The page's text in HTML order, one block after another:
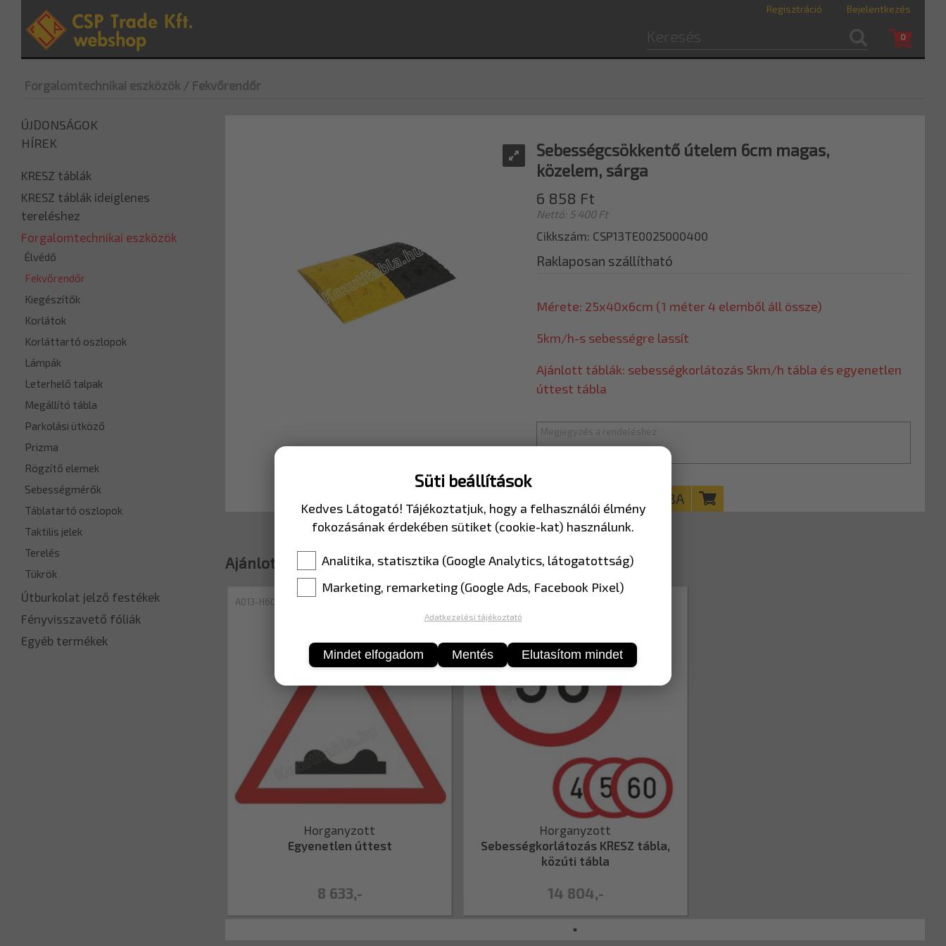
Regisztráció Bejelentkezés
0
Forgalomtechnikai eszközök / Fekvőrendőr
Sebességcsökkentő útelem 6cm magas,
közelem, sárga
6 858 Ft
Nettó: 5 400 Ft
Cikkszám: CSP13TE0025000400
Raklaposan szállítható
Mérete: 25x40x6cm (1 méter 4 elemből áll össze)
5km/h-s sebességre lassít
Ajánlott táblák: sebességkorlátozás 5km/h tábla és egyenetlen
úttest tábla
KOSÁRBA
Ajánlott termékek
A013-H600EGP
8 633,-
Horganyzott
Egyenetlen úttest
14 804,-
Horganyzott
Sebességkorlátozás KRESZ tábla,
közúti tábla
ÚJDONSÁGOK
HÍREK
KRESZ táblák
KRESZ táblák ideiglenes
tereléshez
Forgalomtechnikai eszközök
Élvédő
Fekvőrendőr
Kiegészítők
Korlátok
Korláttartó oszlopok
Lámpák
Leterhelő talpak
Megállító tábla
Parkolási ütköző
Prizma
Rögzítő elemek
Sebességmérők
Táblatartó oszlopok
Taktilis jelek
Terelés
Tükrök
Útburkolat jelző festékek
Fényvisszavető fóliák
Egyéb termékek
Süti beállítások
Kedves Látogató! Tájékoztatjuk, hogy a felhasználói élmény
fokozásának érdekében sütiket (cookie-kat) használunk.
Analitika, statisztika (Google Analytics, látogatottság)
Marketing, remarketing (Google Ads, Facebook Pixel)
Adatkezelési tájékoztató
Mindet elfogadom Mentés Elutasítom mindet